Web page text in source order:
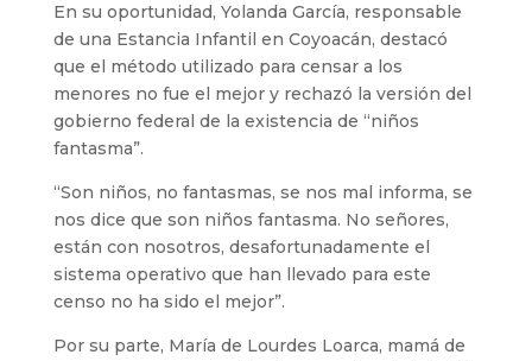
En su oportunidad, Yolanda García, responsable
de una Estancia Infantil en Coyoacán, destacó
que el método utilizado para censar a los
menores no fue el mejor y rechazó la versión del
gobierno federal de la existencia de “niños
fantasma”.
“Son niños, no fantasmas, se nos mal informa, se
nos dice que son niños fantasma. No señores,
están con nosotros, desafortunadamente el
sistema operativo que han llevado para este
censo no ha sido el mejor”.
Por su parte, María de Lourdes Loarca, mamá de